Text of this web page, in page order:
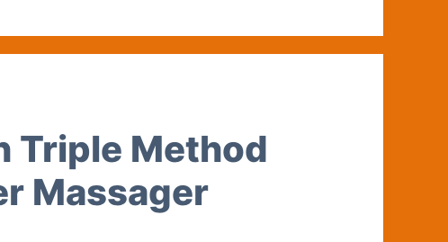
Triple Method
Massager